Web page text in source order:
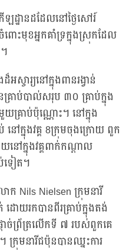
ដ្ឋានដដែលនៅថ្ងៃសៅរ៍
ពោះមុខអ្នកគាំទ្រក្នុងស្រុកដែល
ចារ្យនៅក្នុងពានរង្វាន់
រាប់បាល់សរុប ៣០ គ្រាប់ក្នុង
គ្រាប់ប៉ុណ្ណោះ។ នៅក្នុង
នៅក្នុងវគ្គ 8ក្រុមចុងក្រោយ ពួក
ៅក្នុងវគ្គពាក់កណ្តាល
ប់ទៀត។
ក Nils Nielsen ក្រុមនារី
ោយរកបានពីរគ្រាប់ក្នុងតង់
ាច់ព្រ័ត្រលើកទី ៧ របស់ពួកគេ
រុមនារីជប៉ុនបានឈ្នះការ